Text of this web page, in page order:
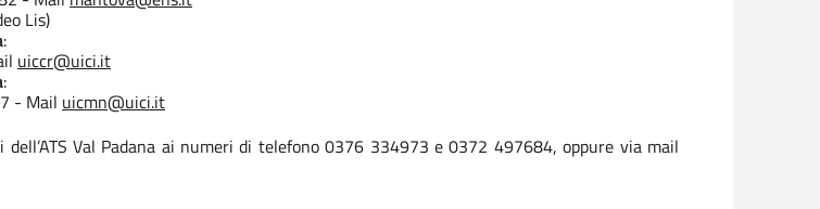
Lis)
:
uiccr@uici.it
:
- Mail uicmn@uici.it
Val Padana ai numeri di telefono 0376 334973 e 0372 497684, oppure via mail